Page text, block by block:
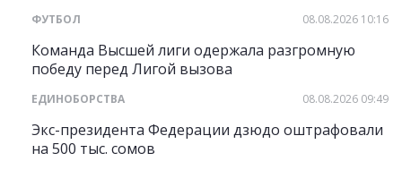
ФУТБОЛ 08.08.2026 10:16
Команда Высшей лиги одержала разгромную
победу перед Лигой вызова
ЕДИНОБОРСТВА 08.08.2026 09:49
Экс-президента Федерации дзюдо оштрафовали
на 500 тыс. сомов